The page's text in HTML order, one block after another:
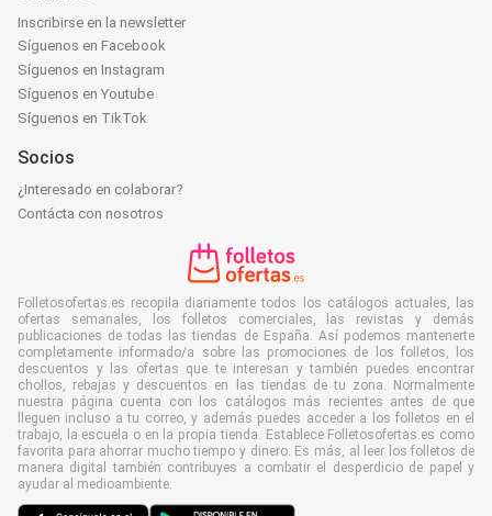
Inscribirse en la newsletter
Síguenos en Facebook
Síguenos en Instagram
Síguenos en Youtube
Síguenos en TikTok
Socios
¿Interesado en colaborar?
Contácta con nosotros
Folletosofertas.es recopila diariamente todos los catálogos actuales, las
ofertas semanales, los folletos comerciales, las revistas y demás
publicaciones de todas las tiendas de España. Así podemos mantenerte
completamente informado/a sobre las promociones de los folletos, los
descuentos y las ofertas que te interesan y también puedes encontrar
chollos, rebajas y descuentos en las tiendas de tu zona. Normalmente
nuestra página cuenta con los catálogos más recientes antes de que
lleguen incluso a tu correo, y además puedes acceder a los folletos en el
trabajo, la escuela o en la propia tienda. Establece Folletosofertas.es como
favorita para ahorrar mucho tiempo y dinero. Es más, al leer los folletos de
manera digital también contribuyes a combatir el desperdicio de papel y
ayudar al medioambiente.